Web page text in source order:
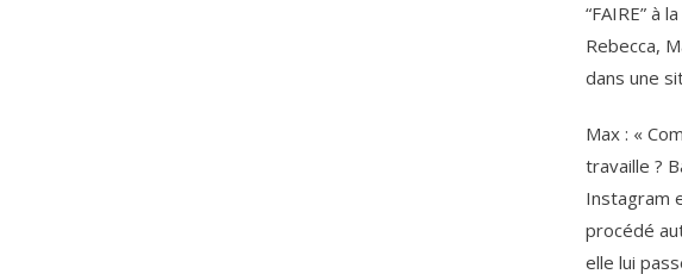
“FAIRE” à
Rebecca,
dans une
Max : «
travaille ?
Instagram
procédé
elle lui